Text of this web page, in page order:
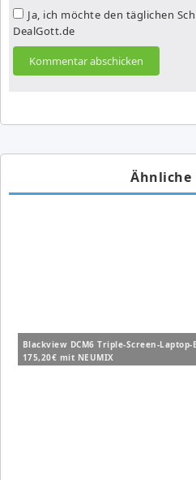
Ja, ich möchte den täglichen
DealGott.de
Ähnliche
Blackview DCM6 Triple-Screen-
175,20€ mit NEUMIX